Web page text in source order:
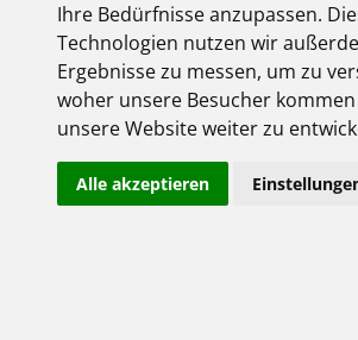
Ihre Bedürfnisse anzupassen.
Technologien nutzen wir
Ergebnisse zu messen, um zu
woher unsere Besucher
unsere Website weiter zu
Alle akzeptieren
Angemeldet bleiben
Jetzt registrieren! Passwort